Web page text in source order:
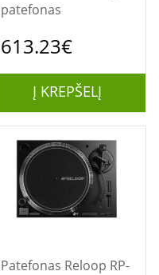
patefonas
613.23€
Į KREPŠELĮ
Patefonas Reloop RP-